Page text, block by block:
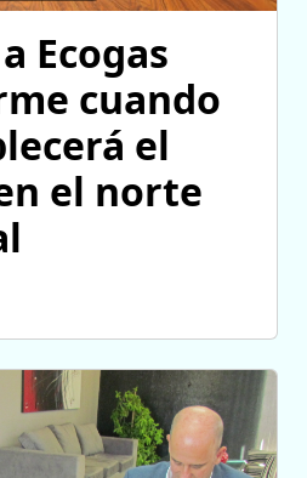
Ecogas
cuando
el
el norte